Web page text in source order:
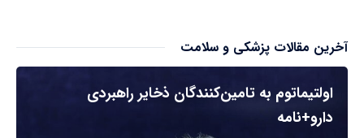
آخرین مقالات پزشکی و سلامت
اولتیماتوم به تامین‌کنندگان ذخایر راهبردی
دارو+نامه